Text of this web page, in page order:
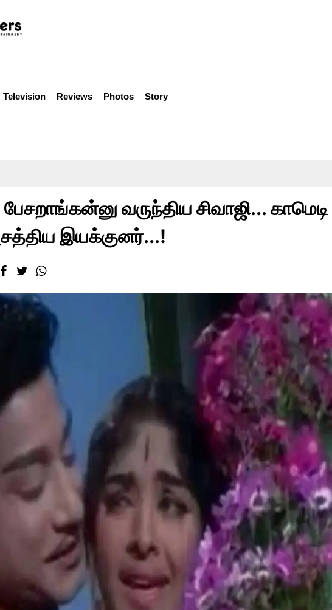
Television Reviews Photos Story
வருந்திய சிவாஜி... காமெடி
இயக்குனர்...!